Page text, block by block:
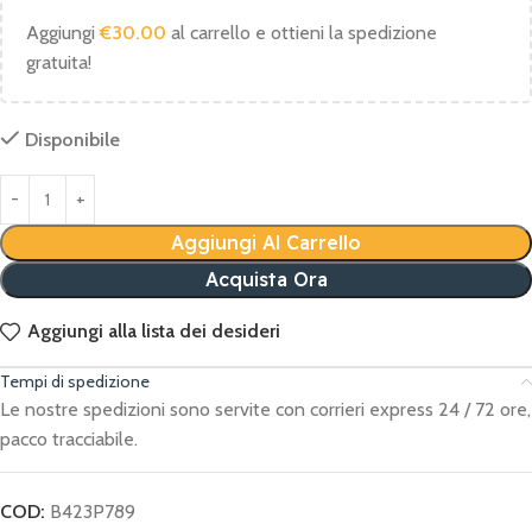
Aggiungi€30.00 al carrello e ottieni la spedizione
gratuita!
Disponibile
Aggiungi Al Carrello
Acquista Ora
Aggiungi alla lista dei desideri
Tempi di spedizione
Le nostre spedizioni sono servite con corrieri express 24 / 72 ore,
pacco tracciabile.
COD: B423P789